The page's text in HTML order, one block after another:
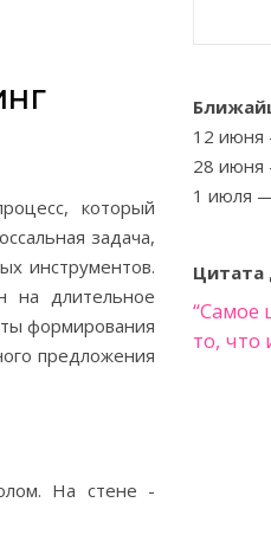
который
задача,
инструментов.
на длительное
формирования
предложения
12 июня
28 июня
1 июля
Цитата
“Самое
то, что